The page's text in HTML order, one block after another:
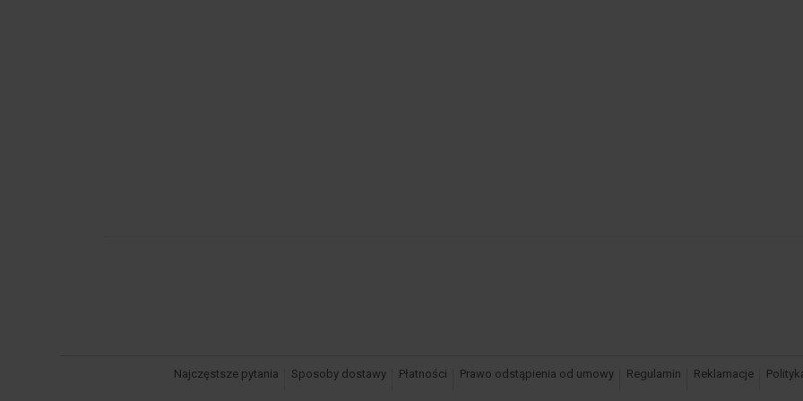
Najczęstsze pytania Sposoby dostawy Płatności Prawo odstąpienia od umowy Regulamin Reklamacje